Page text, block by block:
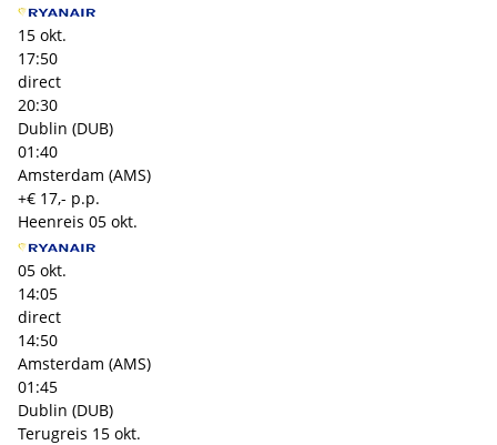
15 okt.
17:50
direct
20:30
Dublin (DUB)
01:40
Amsterdam (AMS)
+€ 17,- p.p.
Heenreis 05 okt.
05 okt.
14:05
direct
14:50
Amsterdam (AMS)
01:45
Dublin (DUB)
Terugreis 15 okt.